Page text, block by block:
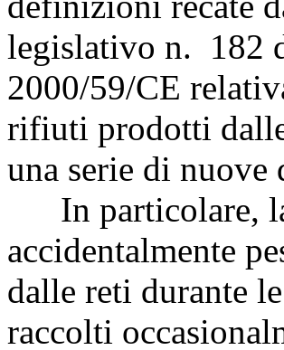
legislativo n. 182
2000/59/CE
rifiuti prodotti
una serie di
In particolare,
accidentalmente
dalle reti durante
raccolti